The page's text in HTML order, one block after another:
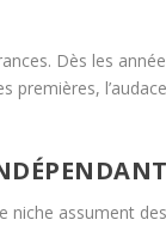
Dès les
premières,
niche assument